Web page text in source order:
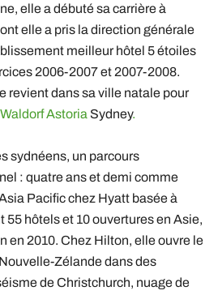
elle a débuté sa carrière à
elle a pris la direction générale
meilleur hôtel 5 étoiles
2006-2007 et 2007-2008.
revient dans sa ville natale pour
Waldorf Astoria Sydney.
sydnéens, un parcours
: quatre ans et demi comme
Pacific chez Hyatt basée à
55 hôtels et 10 ouvertures en Asie,
en 2010. Chez Hilton, elle ouvre le
Zélande dans des
de Christchurch, nuage de